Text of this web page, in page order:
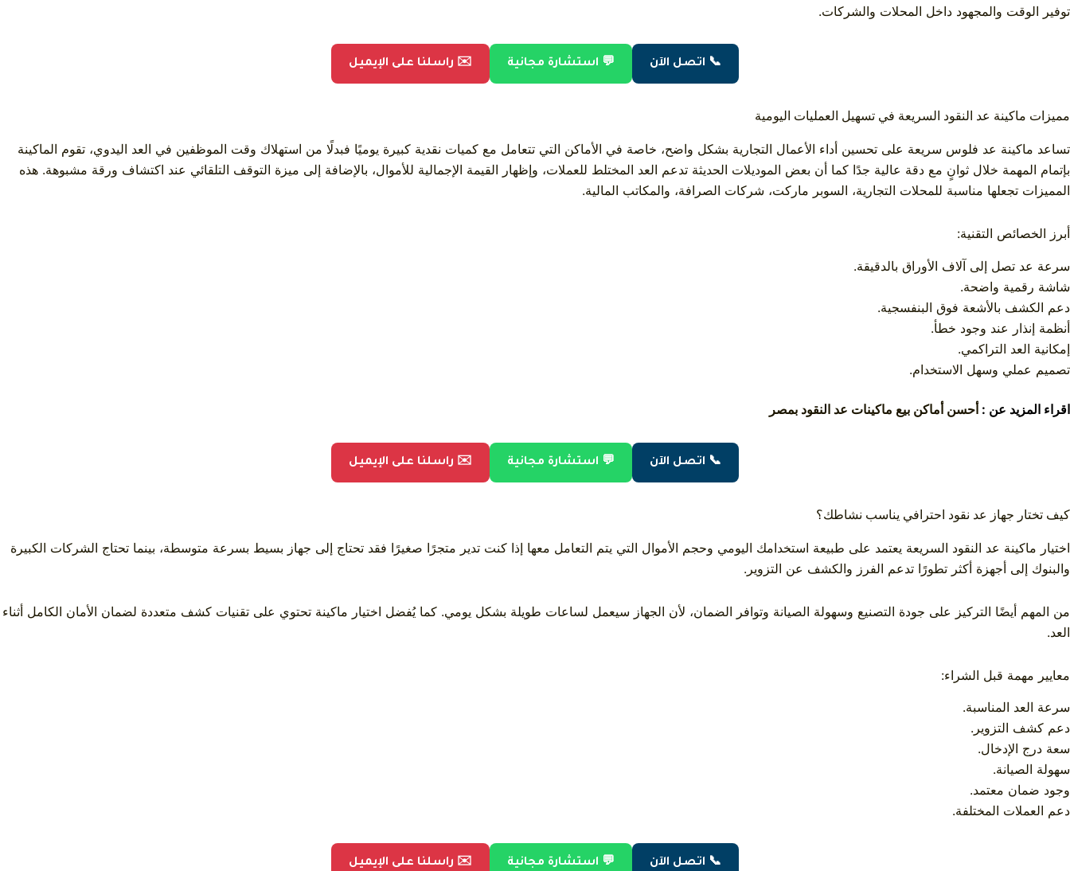
توفير الوقت والمجهود داخل المحلات والشركات.
📞 اتصل الآن 💬 استشارة مجانية ✉️ راسلنا على الإيميل
مميزات ماكينة عد النقود السريعة في تسهيل العمليات اليومية
تساعد ماكينة عد فلوس سريعة على تحسين أداء الأعمال التجارية بشكل واضح، خاصة في الأماكن التي تتعامل مع كميات نقدية كبيرة يوميًا فبدلًا من استهلاك وقت الموظفين في العد اليدوي، تقوم الماكينة
بإتمام المهمة خلال ثوانٍ مع دقة عالية جدًا كما أن بعض الموديلات الحديثة تدعم العد المختلط للعملات، وإظهار القيمة الإجمالية للأموال، بالإضافة إلى ميزة التوقف التلقائي عند اكتشاف ورقة مشبوهة. هذه
المميزات تجعلها مناسبة للمحلات التجارية، السوبر ماركت، شركات الصرافة، والمكاتب المالية.
أبرز الخصائص التقنية:
سرعة عد تصل إلى آلاف الأوراق بالدقيقة.
شاشة رقمية واضحة.
دعم الكشف بالأشعة فوق البنفسجية.
أنظمة إنذار عند وجود خطأ.
إمكانية العد التراكمي.
تصميم عملي وسهل الاستخدام.
اقراء المزيد عن : أحسن أماكن بيع ماكينات عد النقود بمصر
📞 اتصل الآن 💬 استشارة مجانية ✉️ راسلنا على الإيميل
كيف تختار جهاز عد نقود احترافي يناسب نشاطك؟
اختيار ماكينة عد النقود السريعة يعتمد على طبيعة استخدامك اليومي وحجم الأموال التي يتم التعامل معها إذا كنت تدير متجرًا صغيرًا فقد تحتاج إلى جهاز بسيط بسرعة متوسطة، بينما تحتاج الشركات الكبيرة
والبنوك إلى أجهزة أكثر تطورًا تدعم الفرز والكشف عن التزوير.
من المهم أيضًا التركيز على جودة التصنيع وسهولة الصيانة وتوافر الضمان، لأن الجهاز سيعمل لساعات طويلة بشكل يومي. كما يُفضل اختيار ماكينة تحتوي على تقنيات كشف متعددة لضمان الأمان الكامل أثناء
العد.
معايير مهمة قبل الشراء:
سرعة العد المناسبة.
دعم كشف التزوير.
سعة درج الإدخال.
سهولة الصيانة.
وجود ضمان معتمد.
دعم العملات المختلفة.
📞 اتصل الآن 💬 استشارة مجانية ✉️ راسلنا على الإيميل